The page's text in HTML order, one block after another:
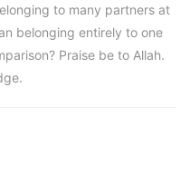
to many partners at
belonging entirely to one
Praise be to Allah.